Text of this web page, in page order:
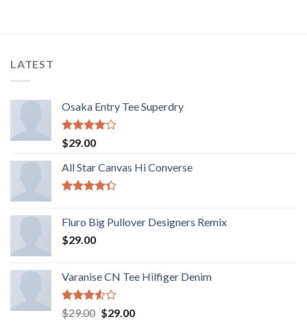
LATEST
Osaka Entry Tee Superdry
Valorado
con
de 5
$29.00
All Star Canvas Hi Converse
de 5
Fluro Big Pullover Designers Remix
$29.00
Varanise CN Tee Hilfiger Denim
Valorado
con
$29.00 El
$29.00El